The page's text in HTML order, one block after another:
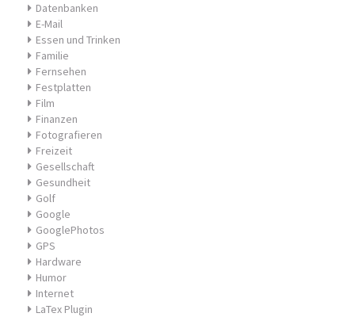
Datenbanken
E-Mail
Essen und Trinken
Familie
Fernsehen
Festplatten
Film
Finanzen
Fotografieren
Freizeit
Gesellschaft
Gesundheit
Golf
Google
GooglePhotos
GPS
Hardware
Humor
Internet
LaTex Plugin